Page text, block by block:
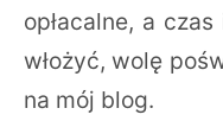
opłacalne, a
włożyć, wolę
na mój blog.